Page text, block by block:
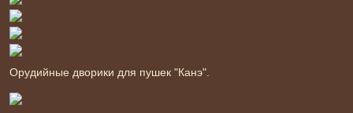
Орудийные дворики для пушек "Канэ".